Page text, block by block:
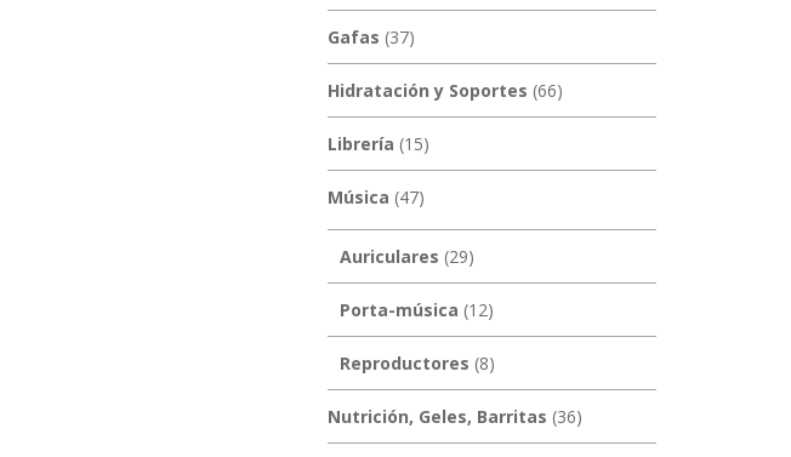
Gafas (37)
Hidratación y Soportes (66)
Librería (15)
Música (47)
Auriculares (29)
Porta-música (12)
Reproductores (8)
Nutrición, Geles, Barritas (36)